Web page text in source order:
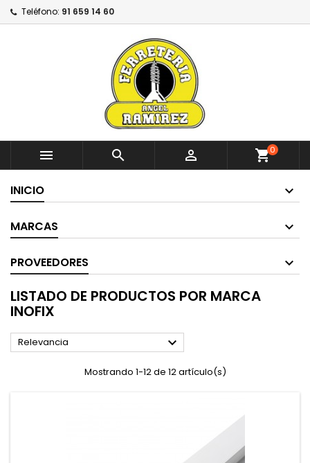
Teléfono: 91 659 14 60
   shopping_cart0
INICIO
MARCAS
PROVEEDORES
LISTADO DE PRODUCTOS POR MARCA
INOFIX
Relevancia 
Mostrando 1-12 de 12 artículo(s)